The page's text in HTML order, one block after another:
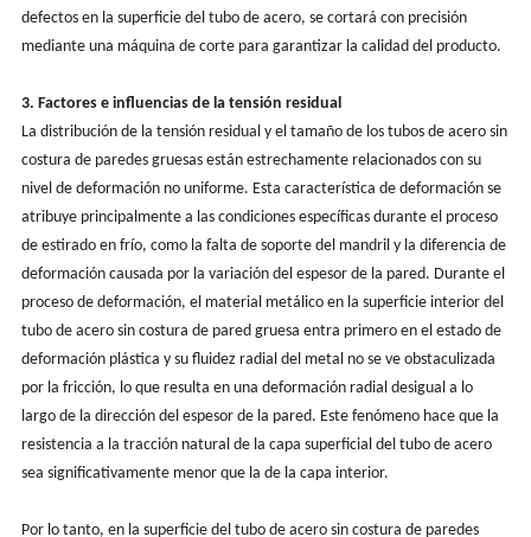
defectos en la superficie del tubo de acero, se cortará con precisión
mediante una máquina de corte para garantizar la calidad del producto.
3. Factores e influencias de la tensión residual
La distribución de la tensión residual y el tamaño de los tubos de acero sin
costura de paredes gruesas están estrechamente relacionados con su
nivel de deformación no uniforme. Esta característica de deformación se
atribuye principalmente a las condiciones específicas durante el proceso
de estirado en frío, como la falta de soporte del mandril y la diferencia de
deformación causada por la variación del espesor de la pared. Durante el
proceso de deformación, el material metálico en la superficie interior del
tubo de acero sin costura de pared gruesa entra primero en el estado de
deformación plástica y su fluidez radial del metal no se ve obstaculizada
por la fricción, lo que resulta en una deformación radial desigual a lo
largo de la dirección del espesor de la pared. Este fenómeno hace que la
resistencia a la tracción natural de la capa superficial del tubo de acero
sea significativamente menor que la de la capa interior.
Por lo tanto, en la superficie del tubo de acero sin costura de paredes